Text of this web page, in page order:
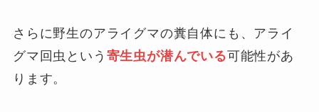
さらに野生のアライグマの糞自体にも、アライ
グマ回虫という 寄生虫が潜んでいる可能性があ
ります。